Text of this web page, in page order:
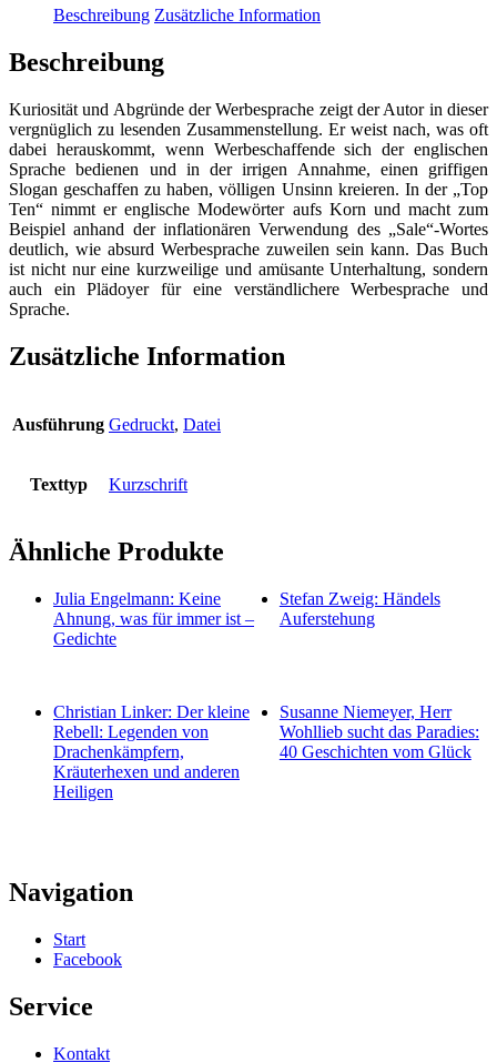
verstehst
du
-
Werbe-
Englisch
für
Anfänger
Menge
Beschreibung Zusätzliche Information
Beschreibung
Kuriosität und Abgründe der Werbesprache zeigt der Autor in dieser
vergnüglich zu lesenden Zusammenstellung. Er weist nach, was oft
dabei herauskommt, wenn Werbeschaffende sich der englischen
Sprache bedienen und in der irrigen Annahme, einen griffigen
Slogan geschaffen zu haben, völligen Unsinn kreieren. In der „Top
Ten“ nimmt er englische Modewörter aufs Korn und macht zum
Beispiel anhand der inflationären Verwendung des „Sale“-Wortes
deutlich, wie absurd Werbesprache zuweilen sein kann. Das Buch
ist nicht nur eine kurzweilige und amüsante Unterhaltung, sondern
auch ein Plädoyer für eine verständlichere Werbesprache und
Sprache.
Zusätzliche Information
Ausführung Gedruckt, Datei
Texttyp Kurzschrift
Ähnliche Produkte
Julia Engelmann: Keine
Ahnung, was für immer ist –
Gedichte
Stefan Zweig: Händels
Auferstehung
Christian Linker: Der kleine
Rebell: Legenden von
Drachenkämpfern,
Kräuterhexen und anderen
Heiligen
Susanne Niemeyer, Herr
Wohllieb sucht das Paradies:
40 Geschichten vom Glück
Navigation
Start
Facebook
Service
Kontakt